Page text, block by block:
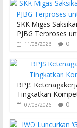
SKK Migas
PJBG Terproses
11/03/2026 0
BPJS
Tingkatkan
07/03/2026 0